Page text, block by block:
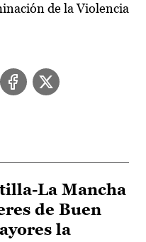
de la Violencia
La Mancha
de Buen
la